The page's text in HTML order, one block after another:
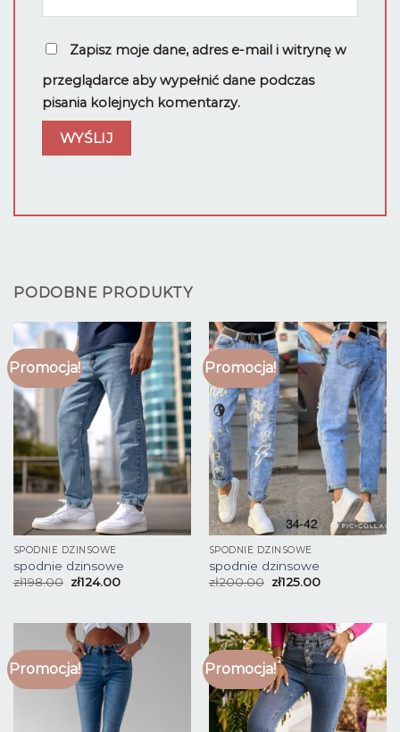
Zapisz moje dane, adres e-mail i witrynę w
przeglądarce aby wypełnić dane podczas
pisania kolejnych komentarzy.
PODOBNE PRODUKTY
Promocja!
SPODNIE DZINSOWE
spodnie dzinsowe
zł198.00 zł124.00
Promocja!
SPODNIE DZINSOWE
spodnie dzinsowe
zł200.00 zł125.00
Promocja! Promocja!